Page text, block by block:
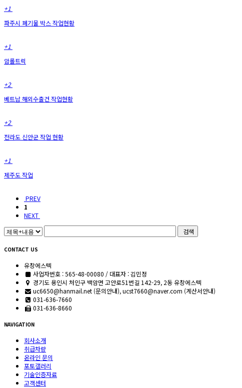
+1
파주시 폐기물 박스 작업현황
+1
암롤트럭
+2
베트남 해외수출건 작업현황
+2
전라도 신안군 작업 현황
+1
제주도 작업
PREV
1
NEXT
검색
CONTACT US
유창에스텍
사업자번호 : 565-48-00080 / 대표자 : 김민정
경기도 용인시 처인구 백암면 고안로51번길 142-29, 2동 유창에스텍
uc6650@hanmail.net (문의안내), ucst7660@naver.com (계산서안내)
031-636-7660
031-636-8660
NAVIGATION
회사소개
취급차량
온라인 문의
포토갤러리
기술인증자료
고객센터